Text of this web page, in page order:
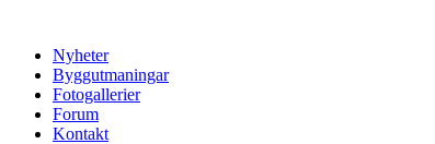
Nyheter
Byggutmaningar
Fotogallerier
Forum
Kontakt